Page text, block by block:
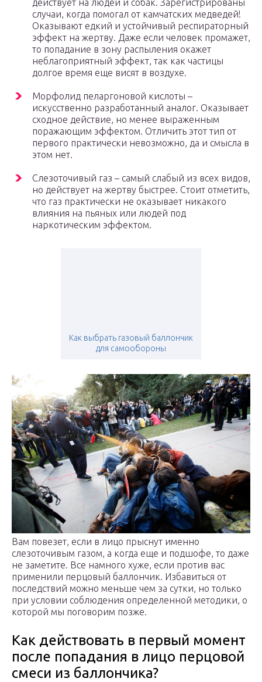
действует на людей и собак. Зарегистрированы
случаи, когда помогал от камчатских медведей!
Оказывают едкий и устойчивый респираторный
эффект на жертву. Даже если человек промажет,
то попадание в зону распыления окажет
неблагоприятный эффект, так как частицы
долгое время еще висят в воздухе.
Морфолид пеларгоновой кислоты –
искусственно разработанный аналог. Оказывает
сходное действие, но менее выраженным
поражающим эффектом. Отличить этот тип от
первого практически невозможно, да и смысла в
этом нет.
Слезоточивый газ – самый слабый из всех видов,
но действует на жертву быстрее. Стоит отметить,
что газ практически не оказывает никакого
влияния на пьяных или людей под
наркотическим эффектом.
Как выбрать газовый баллончик
для самообороны
Вам повезет, если в лицо прыснут именно
слезоточивым газом, а когда еще и подшофе, то даже
не заметите. Все намного хуже, если против вас
применили перцовый баллончик. Избавиться от
последствий можно меньше чем за сутки, но только
при условии соблюдения определенной методики, о
которой мы поговорим позже.
Как действовать в первый момент
после попадания в лицо перцовой
смеси из баллончика?